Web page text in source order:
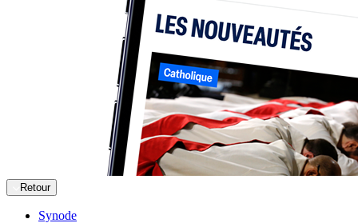
Retour
Synode